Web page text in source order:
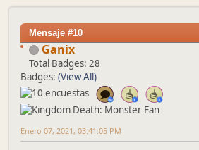
Mensaje #10
Ganix
Total Badges: 28
Badges: (View All)
Enero 07, 2021, 03:41:05 PM